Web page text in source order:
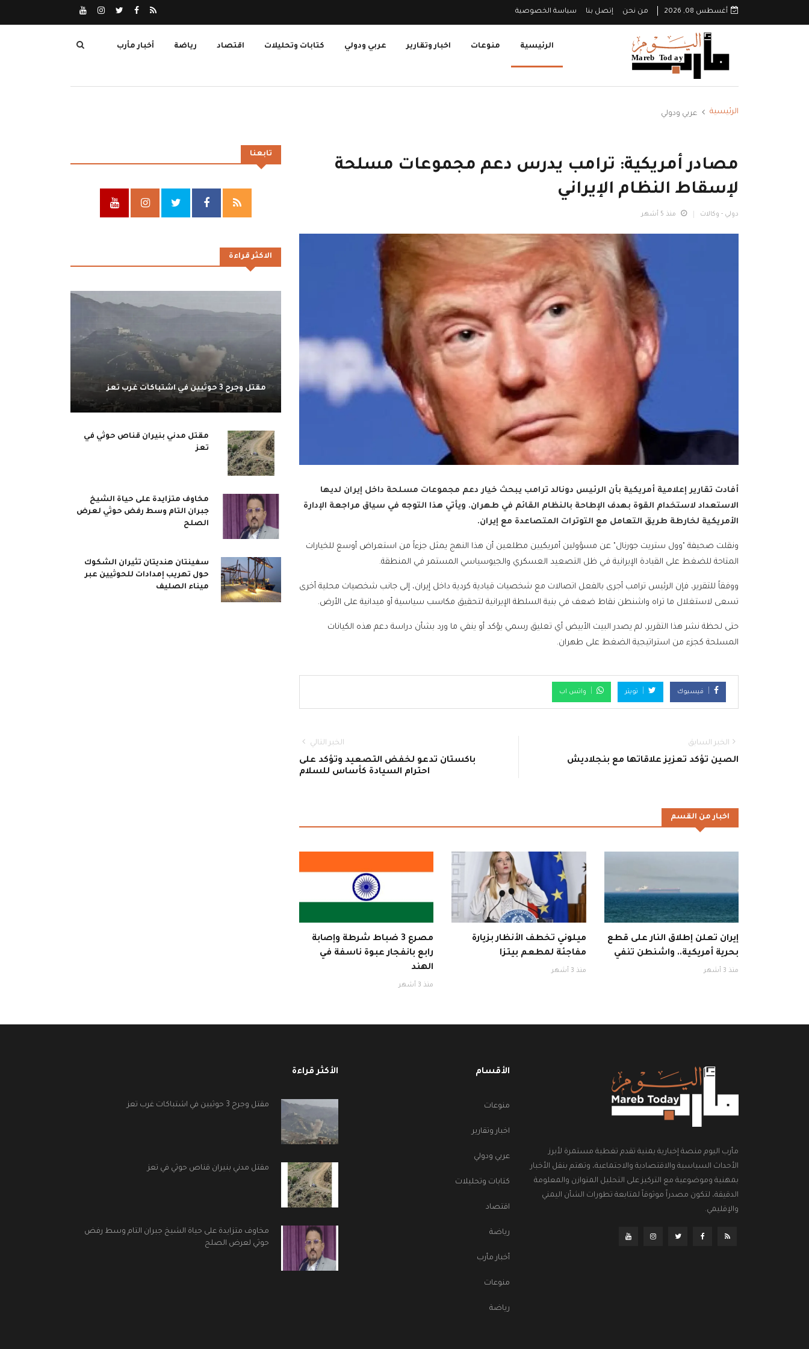
أغسطس 08, 2026 من نحن إتصل بنا سياسة الخصوصية
الرئيسية منوعات اخبار وتقارير عربي ودولي كتابات وتحليلات اقتصاد رياضة أخبار مأرب
الرئيسية عربي ودولي
مصادر أمريكية: ترامب يدرس دعم مجموعات مسلحة
لإسقاط النظام الإيراني
دولي - وكالات منذ 5 أشهر
أفادت تقارير إعلامية أمريكية بأن الرئيس دونالد ترامب يبحث خيار دعم مجموعات مسلحة داخل إيران لديها
الاستعداد لاستخدام القوة بهدف الإطاحة بالنظام القائم في طهران. ويأتي هذا التوجه في سياق مراجعة الإدارة
الأمريكية لخارطة طريق التعامل مع التوترات المتصاعدة مع إيران.
ونقلت صحيفة "وول ستريت جورنال" عن مسؤولين أمريكيين مطلعين أن هذا النهج يمثل جزءاً من استعراض أوسع للخيارات
المتاحة للضغط على القيادة الإيرانية في ظل التصعيد العسكري والجيوسياسي المستمر في المنطقة.
ووفقاً للتقرير، فإن الرئيس ترامب أجرى بالفعل اتصالات مع شخصيات قيادية كردية داخل إيران، إلى جانب شخصيات محلية أخرى
تسعى لاستغلال ما تراه واشنطن نقاط ضعف في بنية السلطة الإيرانية لتحقيق مكاسب سياسية أو ميدانية على الأرض.
حتى لحظة نشر هذا التقرير، لم يصدر البيت الأبيض أي تعليق رسمي يؤكد أو ينفي ما ورد بشأن دراسة دعم هذه الكيانات
المسلحة كجزء من استراتيجية الضغط على طهران.
فيسبوك تويتر واتس اب
الخبر السابق
الصين تؤكد تعزيز علاقاتها مع بنجلاديش
الخبر التالي
باكستان تدعو لخفض التصعيد وتؤكد على
احترام السيادة كأساس للسلام
اخبار من القسم
إيران تعلن إطلاق النار على قطع
بحرية أمريكية.. واشنطن تنفي
منذ 3 أشهر
ميلوني تخطف الأنظار بزيارة
مفاجئة لمطعم بيتزا
منذ 3 أشهر
مصرع 3 ضباط شرطة وإصابة
رابع بانفجار عبوة ناسفة في
الهند
منذ 3 أشهر
تابعنا
الاكثر قراءة
مقتل وجرح 3 حوثيين في اشتباكات غرب تعز
مقتل مدني بنيران قناص حوثي في
تعز
مخاوف متزايدة على حياة الشيخ
جبران التام وسط رفض حوثي لعرض
الصلح
سفينتان هنديتان تثيران الشكوك
حول تهريب إمدادات للحوثيين عبر
ميناء الصليف
مأرب اليوم منصة إخبارية يمنية تقدم تغطية مستمرة لأبرز
الأحداث السياسية والاقتصادية والاجتماعية، وتهتم بنقل الأخبار
بمهنية وموضوعية مع التركيز على التحليل المتوازن والمعلومة
الدقيقة، لتكون مصدراً موثوقاً لمتابعة تطورات الشأن اليمني
والإقليمي.
الأقسام
منوعات
اخبار وتقارير
عربي ودولي
كتابات وتحليلات
اقتصاد
رياضة
أخبار مأرب
منوعات
رياضة
الأكثر قراءة
مقتل وجرح 3 حوثيين في اشتباكات غرب تعز
مقتل مدني بنيران قناص حوثي في تعز
مخاوف متزايدة على حياة الشيخ جبران التام وسط رفض
حوثي لعرض الصلح